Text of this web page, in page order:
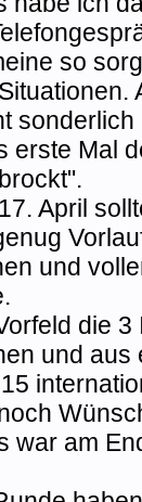
so
erste Mal
April
und
die
und
war am